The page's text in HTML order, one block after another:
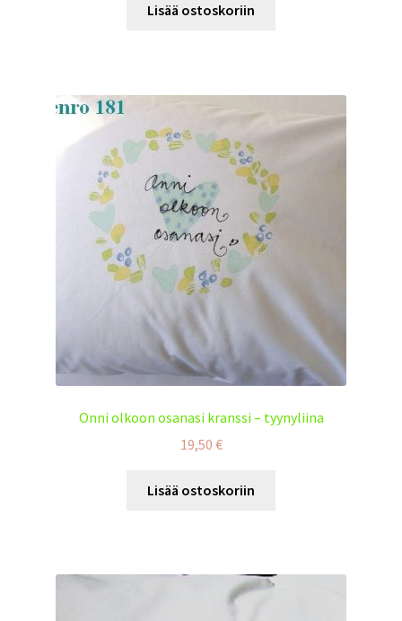
Lisää ostoskoriin
Onni olkoon osanasi kranssi – tyynyliina
19,50 €
Lisää ostoskoriin